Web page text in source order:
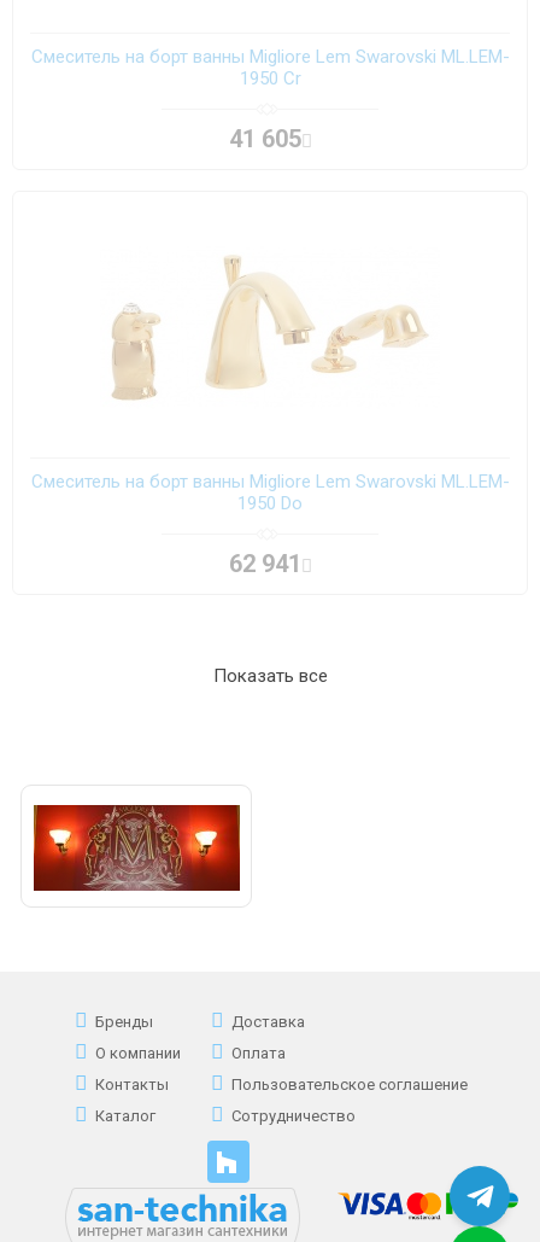
Смеситель на борт ванны Migliore Lem Swarovski ML.LEM-
1950 Cr
41 605
Смеситель на борт ванны Migliore Lem Swarovski ML.LEM-
1950 Do
62 941
Показать все
Бренды
О компании
Контакты
Каталог
Доставка
Оплата
Пользовательское соглашение
Сотрудничество